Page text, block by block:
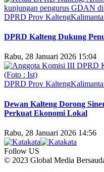
DPRD Prov Kalteng
DPRD Kalteng Dukung
Rabu, 28 Januari 2026 15:04
DPRD Prov Kalteng
Dewan Kalteng Dorong
Perkuat Ekonomi Lokal
Rabu, 28 Januari 2026 14:56
Follow US
© 2023 Global Media